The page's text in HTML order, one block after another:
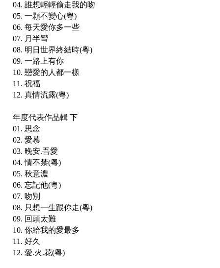
04. 誰想輕輕偷走我的吻
05. 一顆不變心(粵)
06. 每天愛你多一些
07. 月半彎
08. 明日世界終結時(粵)
09. 一路上有你
10. 戀愛的人都一樣
11. 祝福
12. 真情流露(粵)
年度代表作品輯 下
01. 思念
02. 愛慕
03. 晚安.吾愛
04. 情不禁(粵)
05. 秋意濃
06. 忘記他(粵)
07. 吻別
08. 只想一生跟你走(粵)
09. 回頭太難
10. 你給我的愛最多
11. 好久
12. 愛.火.花(粵)